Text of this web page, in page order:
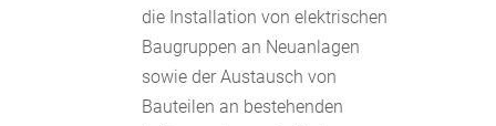
die Installation von elektrischen
Baugruppen an Neuanlagen
sowie der Austausch von
Bauteilen an bestehenden